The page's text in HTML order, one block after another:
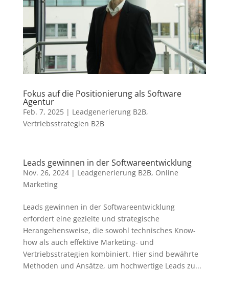
Fokus auf die Positionierung als Software
Agentur
Feb. 7, 2025| Leadgenerierung B2B,
Vertriebsstrategien B2B
Leads gewinnen in der Softwareentwicklung
Nov. 26, 2024| Leadgenerierung B2B, Online
Marketing
Leads gewinnen in der Softwareentwicklung
erfordert eine gezielte und strategische
Herangehensweise, die sowohl technisches Know-
how als auch effektive Marketing- und
Vertriebsstrategien kombiniert. Hier sind bewährte
Methoden und Ansätze, um hochwertige Leads zu...